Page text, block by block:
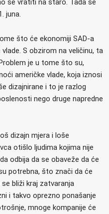
se vratiti na staro. Tada se
juna.
što će ekonomiji SAD-a
S obzirom na veličinu, ta
je u tome što su,
američke vlade, koja iznosi
dizajnirane i to je razlog
nego druge napredne
dizajn mjera i loše
otišlo ljudima kojima nije
odbija da se obaveže da će
potrebna, što znači da će
bliži kraj zatvaranja
i takvo oprezno ponašanje
mnoge kompanije će